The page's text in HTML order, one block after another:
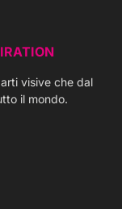
visive che dal
il mondo.